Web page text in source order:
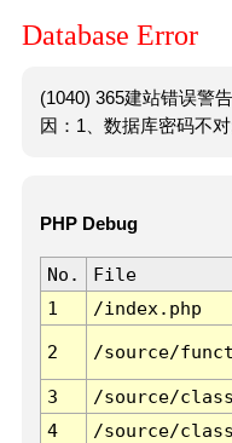
Database Error
(1040) 365建站错误警
因：1、数据库密码不
PHP Debug
No. File
1
/index.php
2 /source/
3 /source/
4
/source/